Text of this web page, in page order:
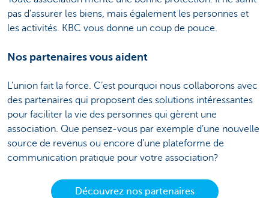
pas d’assurer les biens, mais également les personnes et
les activités. KBC vous donne un coup de pouce.
Nos partenaires vous aident
L’union fait la force. C’est pourquoi nous collaborons avec
des partenaires qui proposent des solutions intéressantes
pour faciliter la vie des personnes qui gèrent une
association. Que pensez-vous par exemple d’une nouvelle
source de revenus ou encore d’une plateforme de
communication pratique pour votre association?
Découvrez nos partenaires